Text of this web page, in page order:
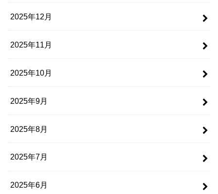
2025年12月
2025年11月
2025年10月
2025年9月
2025年8月
2025年7月
2025年6月